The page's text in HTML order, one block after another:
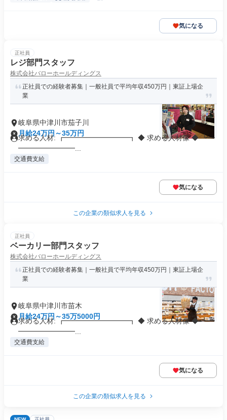
気になる
正社員
レジ部門スタッフ
株式会社バローホールディングス
正社員での経験者募集｜一般社員で平均年収450万円｜東証上場企
業
岐阜県中津川市茄子川
月給24万円～35万円
求める人材: ┏━━━━━━━━━┓ ◆ 求める人材像 ◆ ┗━
━━━━━━━━...
交通費支給
気になる
この企業の類似求人を見る
正社員
ベーカリー部門スタッフ
株式会社バローホールディングス
正社員での経験者募集｜一般社員で平均年収450万円｜東証上場企
業
岐阜県中津川市苗木
月給24万円～35万5000円
求める人材: ┏━━━━━━━━━┓ ◆ 求める人材像 ◆ ┗━
━━━━━━━━...
交通費支給
気になる
この企業の類似求人を見る